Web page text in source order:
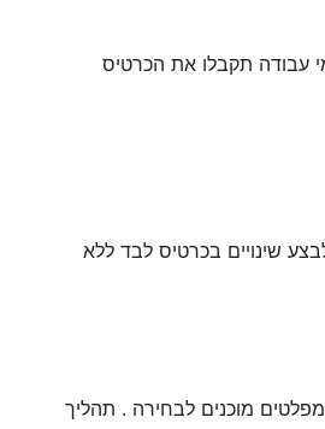
עבודה תקבלו את הכרטיס
שינויים בכרטיס לבד ללא
מוכנים לבחירה . תהליך